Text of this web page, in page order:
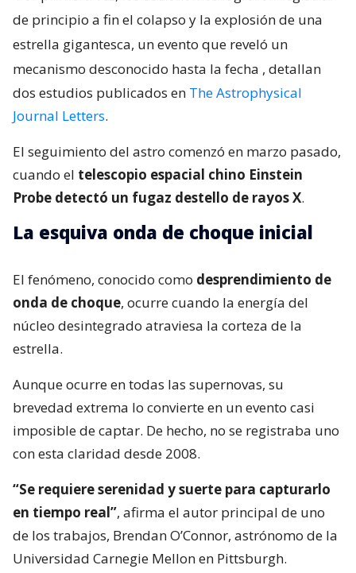
de principio a fin el colapso y la explosión de una
estrella gigantesca, un evento que reveló un
mecanismo desconocido hasta la fecha , detallan
dos estudios publicados en The Astrophysical
Journal Letters.
El seguimiento del astro comenzó en marzo pasado,
cuando el telescopio espacial chino Einstein
Probe detectó un fugaz destello de rayos X.
La esquiva onda de choque inicial
El fenómeno, conocido como desprendimiento de
onda de choque, ocurre cuando la energía del
núcleo desintegrado atraviesa la corteza de la
estrella.
Aunque ocurre en todas las supernovas, su
brevedad extrema lo convierte en un evento casi
imposible de captar. De hecho, no se registraba uno
con esta claridad desde 2008.
“Se requiere serenidad y suerte para capturarlo
en tiempo real”, afirma el autor principal de uno
de los trabajos, Brendan O’Connor, astrónomo de la
Universidad Carnegie Mellon en Pittsburgh.